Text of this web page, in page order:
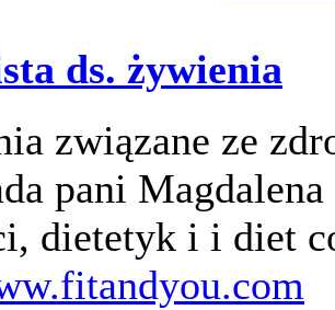
ds. żywienia
związane ze
pani
dietetyk i i diet